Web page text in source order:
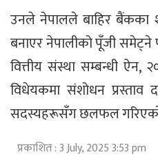
उनले नेपालले बाहिर बैंकका
बनाएर नेपालीको पूँजी
वित्तीय संस्था सम्बन्धी ऐन,
विधेयकमा संशोधन प्रस्ताव
सदस्यहरूसँग छलफल गरिएको
प्रकाशित : 3 July, 2025 3:53 pm